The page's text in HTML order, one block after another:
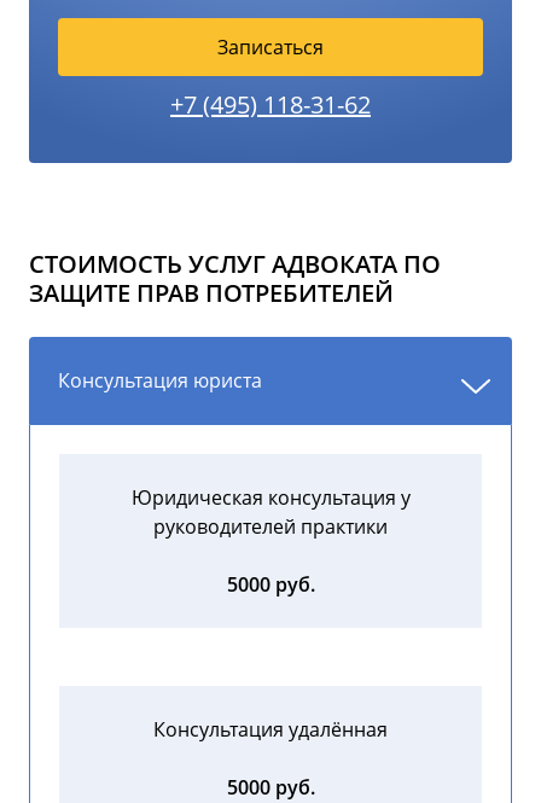
Записаться
+7 (495) 118-31-62
СТОИМОСТЬ УСЛУГ АДВОКАТА ПО
ЗАЩИТЕ ПРАВ ПОТРЕБИТЕЛЕЙ
Консультация юриста
Юридическая консультация у
руководителей практики
5000 руб.
Консультация удалённая
5000 руб.